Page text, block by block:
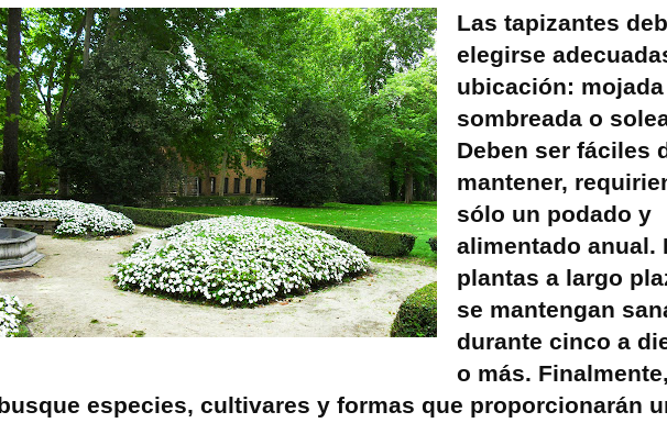
Las tapizantes
elegirse
ubicación:
sombreada o
Deben ser fáciles
mantener,
sólo un podado y
alimentado anual.
plantas a largo
se mantengan
durante cinco a
o más. Finalmente,
busque especies, cultivares y formas que proporcionarán